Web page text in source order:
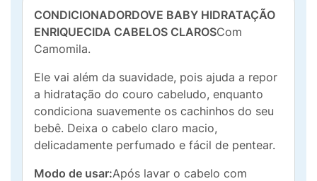
CONDICIONADORDOVE BABY HIDRATAÇÃO
ENRIQUECIDA CABELOS CLAROSCom
Camomila.
Ele vai além da suavidade, pois ajuda a repor
a hidratação do couro cabeludo, enquanto
condiciona suavemente os cachinhos do seu
bebê. Deixa o cabelo claro macio,
delicadamente perfumado e fácil de pentear.
Modo de usar:Após lavar o cabelo com